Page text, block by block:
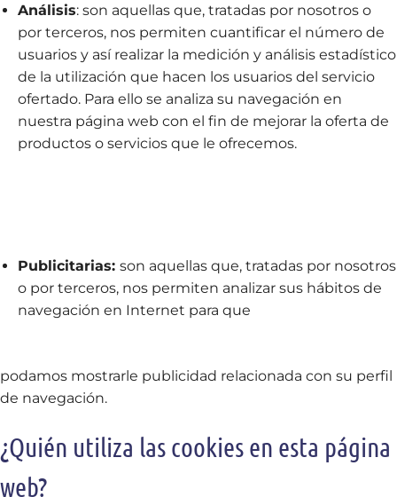
Análisis: son aquellas que, tratadas por nosotros o
por terceros, nos permiten cuantificar el número de
usuarios y así realizar la medición y análisis estadístico
de la utilización que hacen los usuarios del servicio
ofertado. Para ello se analiza su navegación en
nuestra página web con el fin de mejorar la oferta de
productos o servicios que le ofrecemos.
Publicitarias: son aquellas que, tratadas por nosotros
o por terceros, nos permiten analizar sus hábitos de
navegación en Internet para que
podamos mostrarle publicidad relacionada con su perfil
de navegación.
¿Quién utiliza las cookies en esta página
web?